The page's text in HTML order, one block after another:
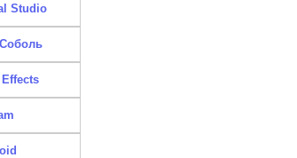
Studio